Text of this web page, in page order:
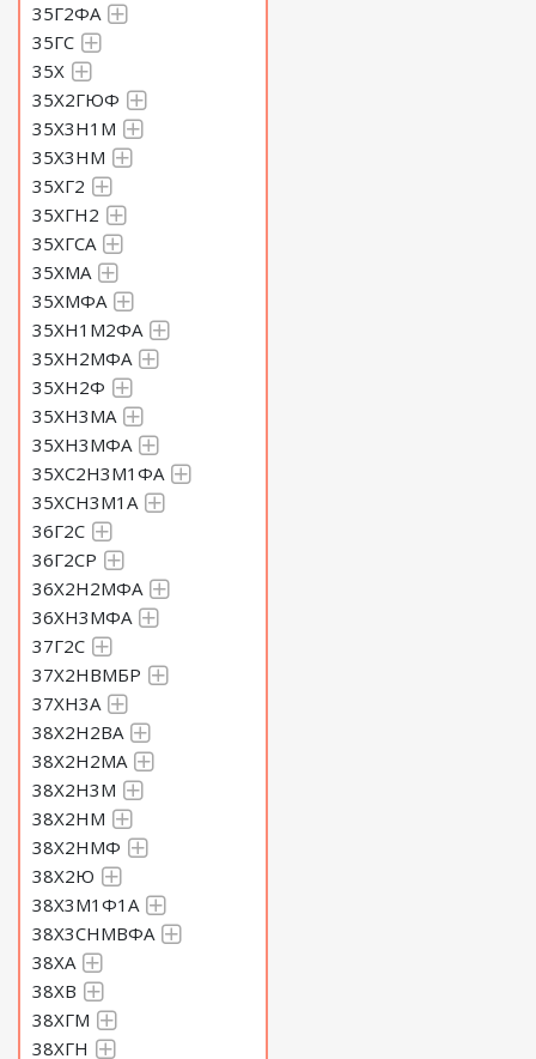
35Г2ФА
35ГС
35Х
35Х2ГЮФ
35Х3Н1М
35Х3НМ
35ХГ2
35ХГН2
35ХГСА
35ХМА
35ХМФА
35ХН1М2ФА
35ХН2МФА
35ХН2Ф
35ХН3МА
35ХН3МФА
35ХС2Н3М1ФА
35ХСН3М1А
36Г2С
36Г2СР
36Х2Н2МФА
36ХН3МФА
37Г2С
37Х2НВМБР
37ХН3А
38Х2Н2ВА
38Х2Н2МА
38Х2Н3М
38Х2НМ
38Х2НМФ
38Х2Ю
38Х3М1Ф1А
38Х3СНМВФА
38ХА
38ХВ
38ХГМ
38ХГН